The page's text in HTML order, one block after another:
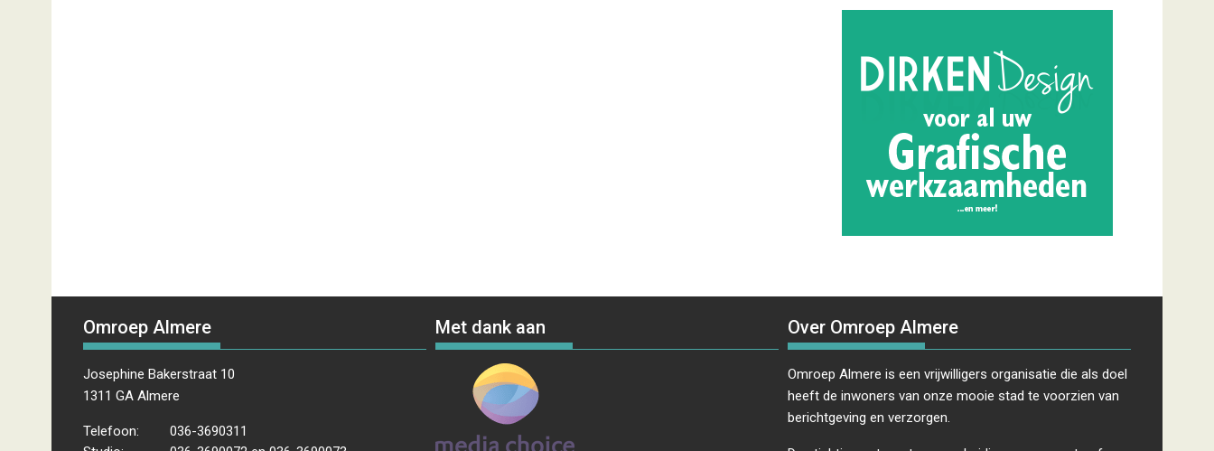
Omroep Almere
Josephine Bakerstraat 10
1311 GA Almere
Telefoon:
036-3690311
Met dank aan Over Omroep Almere
Omroep Almere is een vrijwilligers organisatie die als doel
heeft de inwoners van onze mooie stad te voorzien van
berichtgeving en verzorgen.